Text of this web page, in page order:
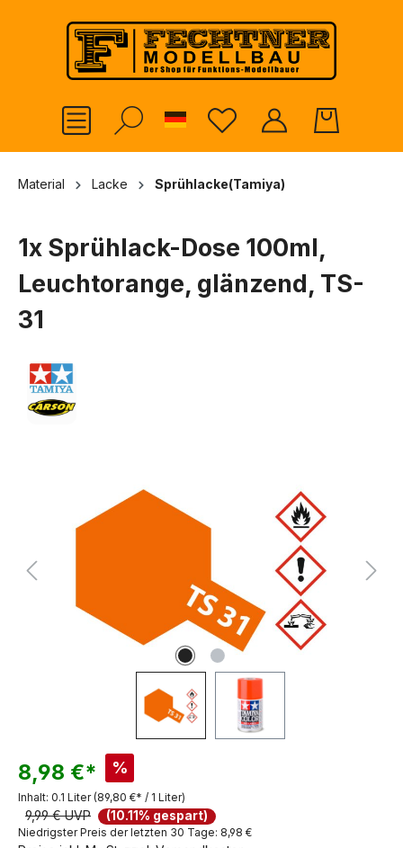
springen
German
Material Lacke Sprühlacke(Tamiya)
1x Sprühlack-Dose 100ml,
Leuchtorange, glänzend, TS-
31
8,98 €* %
Inhalt: 0.1 Liter(89,80 €* / 1 Liter)
9,99 € UVP (10.11% gespart)
Niedrigster Preis der letzten 30 Tage: 8,98 €